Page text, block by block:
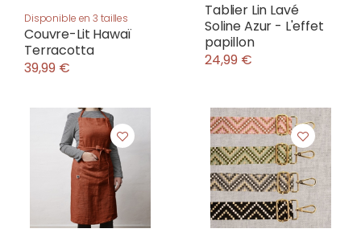
Disponible en 3 tailles
Couvre-Lit Hawaï
Terracotta
39,99 €
Tablier Lin Lavé
Soline Azur - L'effet
papillon
24,99 €